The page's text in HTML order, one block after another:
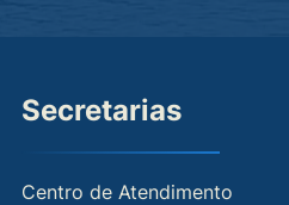
Secretarias
Centro de Atendimento